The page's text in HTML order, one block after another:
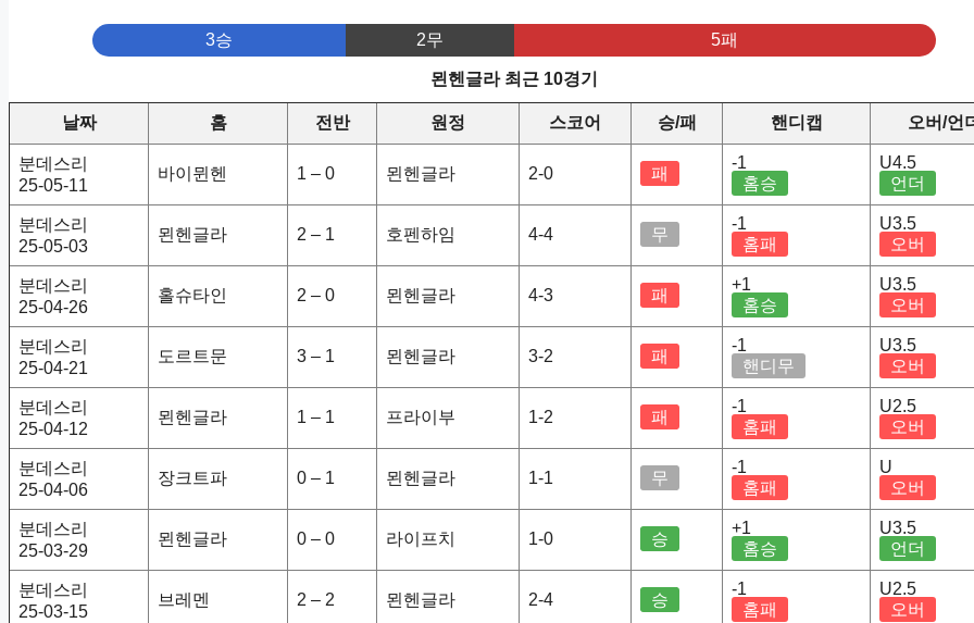
3승 2무 5패
묀헨글라 최근 10경기
날짜 홈 전반 원정 스코어 승/패 핸디캡 오버/언
분데스리
25-05-11
바이뮌헨 1 – 0 묀헨글라 2-0 패
-1
홈승
U4.5
언더
분데스리
25-05-03
묀헨글라 2 – 1 호펜하임 4-4 무
-1
홈패
U3.5
오버
분데스리
25-04-26
홀슈타인 2 – 0 묀헨글라 4-3 패
+1
홈승
U3.5
오버
분데스리
25-04-21
도르트문 3 – 1 묀헨글라 3-2 패
-1
핸디무
U3.5
오버
분데스리
25-04-12
묀헨글라 1 – 1 프라이부 1-2 패
-1
홈패
U2.5
오버
분데스리
25-04-06
장크트파 0 – 1 묀헨글라 1-1 무
-1
홈패
U
오버
분데스리
25-03-29
묀헨글라 0 – 0 라이프치 1-0 승
+1
홈승
U3.5
언더
분데스리
25-03-15
브레멘 2 – 2 묀헨글라 2-4 승
-1
홈패
U2.5
오버